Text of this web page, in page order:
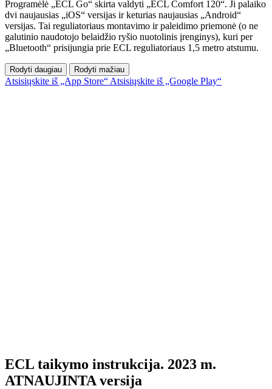
Programėlė „ECL Go“ skirta valdyti „ECL Comfort 120“. Ji palaiko
dvi naujausias „iOS“ versijas ir keturias naujausias „Android“
versijas. Tai reguliatoriaus montavimo ir paleidimo priemonė (o ne
galutinio naudotojo belaidžio ryšio nuotolinis įrenginys), kuri per
„Bluetooth“ prisijungia prie ECL reguliatoriaus 1,5 metro atstumu.
Rodyti daugiau Rodyti mažiau
Atsisiųskite iš „App Store“ Atsisiųskite iš „Google Play“
ECL taikymo instrukcija. 2023 m.
ATNAUJINTA versija